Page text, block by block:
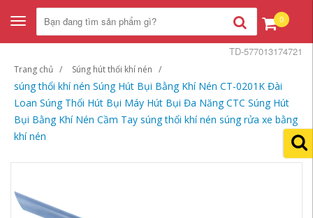
Toggle
navigation
0
Trang chủ Súng hút thổi khí nén
súng thổi khí nén Súng Hút Bụi Bằng Khí Nén CT-0201K Đài
Loan Súng Thổi Hút Bụi Máy Hút Bụi Đa Năng CTC Súng Hút
Bụi Bằng Khí Nén Cầm Tay súng thổi khí nén súng rửa xe bằng
khí nén
TD-577013174721